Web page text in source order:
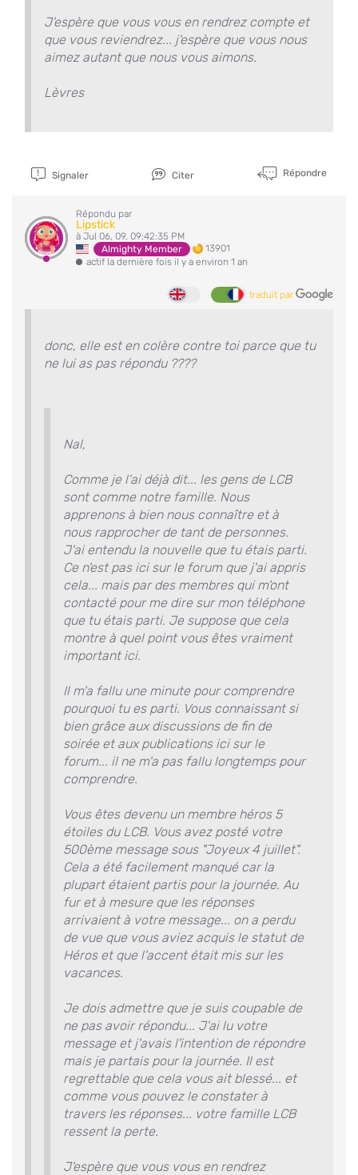
J'espère que vous vous en rendrez compte et
que vous reviendrez... j'espère que vous nous
aimez autant que nous vous aimons.
Lèvres
Signaler Citer Répondre
Répondu par
Lipstick
à Jul 06, 09, 09:42:35 PM
Almighty Member
13901
actif la dernière fois il y a environ 1 an
traduit par
donc, elle est en colère contre toi parce que tu
ne lui as pas répondu ????
Nal,
Comme je l'ai déjà dit... les gens de LCB
sont comme notre famille. Nous
apprenons à bien nous connaître et à
nous rapprocher de tant de personnes.
J'ai entendu la nouvelle que tu étais parti.
Ce n'est pas ici sur le forum que j'ai appris
cela... mais par des membres qui m'ont
contacté pour me dire sur mon téléphone
que tu étais parti. Je suppose que cela
montre à quel point vous êtes vraiment
important ici.
Il m'a fallu une minute pour comprendre
pourquoi tu es parti. Vous connaissant si
bien grâce aux discussions de fin de
soirée et aux publications ici sur le
forum... il ne m'a pas fallu longtemps pour
comprendre.
Vous êtes devenu un membre héros 5
étoiles du LCB. Vous avez posté votre
500ème message sous "Joyeux 4 juillet".
Cela a été facilement manqué car la
plupart étaient partis pour la journée. Au
fur et à mesure que les réponses
arrivaient à votre message... on a perdu
de vue que vous aviez acquis le statut de
Héros et que l'accent était mis sur les
vacances.
Je dois admettre que je suis coupable de
ne pas avoir répondu... J'ai lu votre
message et j'avais l'intention de répondre
mais je partais pour la journée. Il est
regrettable que cela vous ait blessé... et
comme vous pouvez le constater à
travers les réponses... votre famille LCB
ressent la perte.
J'espère que vous vous en rendrez